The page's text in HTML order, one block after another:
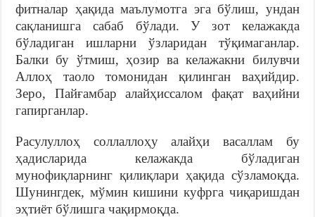
фитналар ҳақида маълумотга эга бўлиш, ундан
сақланишга сабаб бўлади. У зот келажакда
бўладиган ишларни ўзларидан тўқимаганлар.
Балки бу ўтмиш, ҳозир ва келажакни билувчи
Аллоҳ таоло томонидан қилинган ваҳийдир.
Зеро, Пайғамбар алайҳиссалом фақат ваҳийни
гапирганлар.
Расулуллоҳ соллаллоҳу алайҳи васаллам бу
ҳадисларида келажакда бўладиган
мунофиқларнинг қилиқлари ҳақида сўзламоқда.
Шунингдек, мўмин кишини куфрга чиқаришдан
эҳтиёт бўлишга чақирмоқда.